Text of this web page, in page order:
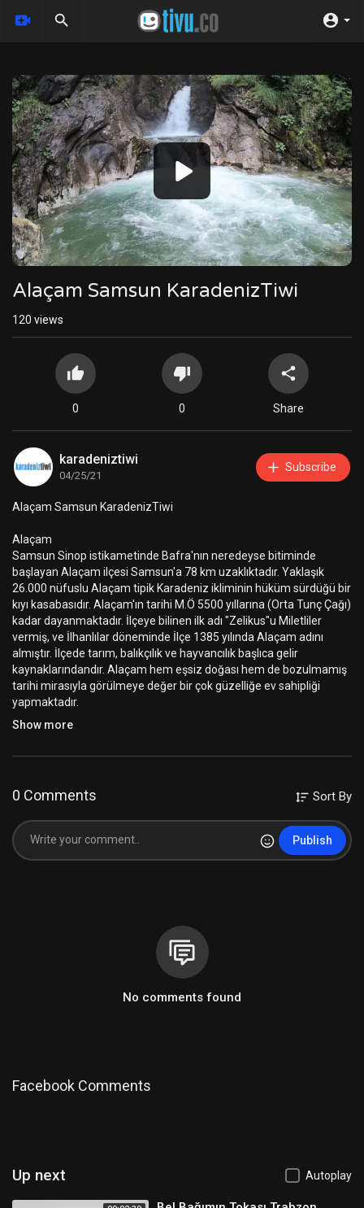
Video
Player
Alaçam Samsun KaradenizTiwi
120 views
0 0 Share
karadeniztiwi
04/25/21
Subscribe
Alaçam Samsun KaradenizTiwi
Alaçam
Samsun Sinop istikametinde Bafra'nın neredeyse bitiminde
başlayan Alaçam ilçesi Samsun'a 78 km uzaklıktadır. Yaklaşık
26.000 nüfuslu Alaçam tipik Karadeniz ikliminin hüküm sürdüğü bir
kıyı kasabasıdır. Alaçam'ın tarihi M.Ö 5500 yıllarına (Orta Tunç Çağı)
kadar dayanmaktadır. İlçeye bilinen ilk adı "Zelikus"u Miletliler
vermiş, ve İlhanlılar döneminde İlçe 1385 yılında Alaçam adını
almıştır. İlçede tarım, balıkçılık ve hayvancılık başlıca gelir
kaynaklarındandır. Alaçam hem eşsiz doğası hem de bozulmamış
tarihi mirasıyla görülmeye değer bir çok güzelliğe ev sahipliği
yapmaktadır.
Category
Show more
0 Comments Sort By
Publish
No comments found
Facebook Comments
Up next Autoplay